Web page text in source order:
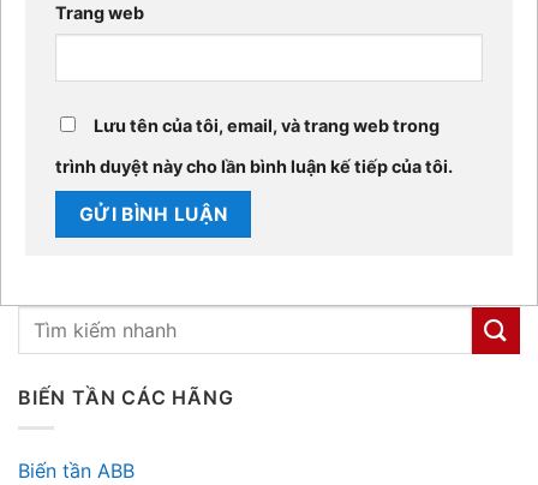
BIẾN TẦN CÁC HÃNG
Biến tần ABB
Trang web
Lưu tên của tôi, email, và trang web trong
trình duyệt này cho lần bình luận kế tiếp của tôi.